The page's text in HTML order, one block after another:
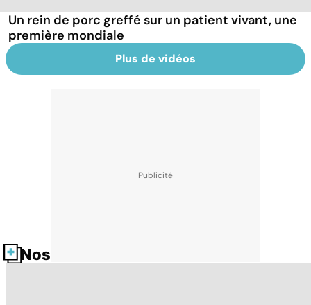
Un rein de porc greffé sur un patient vivant, une
première mondiale
Plus de vidéos
Nos fiches santé